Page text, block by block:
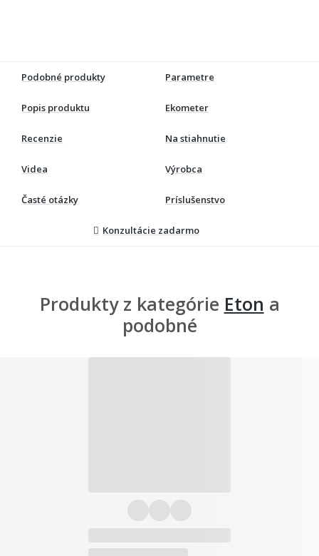
Podobné produkty Parametre
Popis produktu Ekometer
Recenzie Na stiahnutie
Videa Výrobca
Časté otázky Príslušenstvo
Konzultácie zadarmo
Produkty z kategórie Eton a
podobné